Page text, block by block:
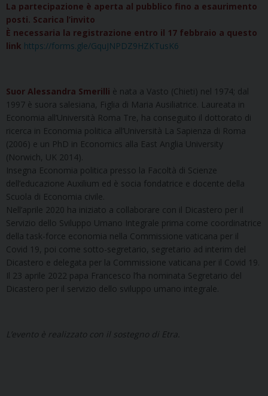
La partecipazione è aperta al pubblico fino a esaurimento
posti. Scarica l’invito
È necessaria la registrazione entro il 17 febbraio a questo
link https://forms.gle/GquJNPDZ9HZKTusK6
Suor Alessandra Smerilli è nata a Vasto (Chieti) nel 1974; dal
1997 è suora salesiana, Figlia di Maria Ausiliatrice. Laureata in
Economia all’Università Roma Tre, ha conseguito il dottorato di
ricerca in Economia politica all’Università La Sapienza di Roma
(2006) e un PhD in Economics alla East Anglia University
(Norwich, UK 2014).
Insegna Economia politica presso la Facoltà di Scienze
dell’educazione Auxilium ed è socia fondatrice e docente della
Scuola di Economia civile.
Nell’aprile 2020 ha iniziato a collaborare con il Dicastero per il
Servizio dello Sviluppo Umano Integrale prima come coordinatrice
della task-force economia nella Commissione vaticana per il
Covid 19, poi come sotto-segretario, segretario ad interim del
Dicastero e delegata per la Commissione vaticana per il Covid 19.
Il 23 aprile 2022 papa Francesco l’ha nominata Segretario del
Dicastero per il servizio dello sviluppo umano integrale.
L’evento è realizzato con il sostegno di Etra.